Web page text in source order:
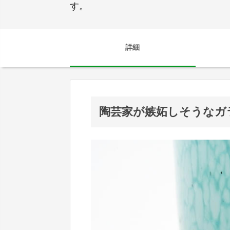
す。
詳細
陶芸家が嫉妬しそうなガ